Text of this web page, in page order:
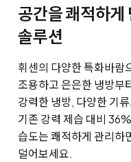
공간을 쾌적하게
솔루션
휘센의 다양한 특화바람
조용하고 은은한 냉방부
강력한 냉방, 다양한 기
기존 강력 제습 대비
습도는 쾌적하게 관리하
덜어보세요.